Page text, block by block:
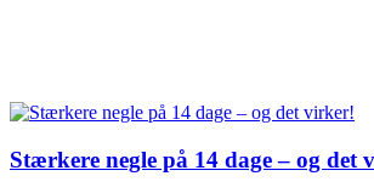
Stærkere negle på 14 dage – og det